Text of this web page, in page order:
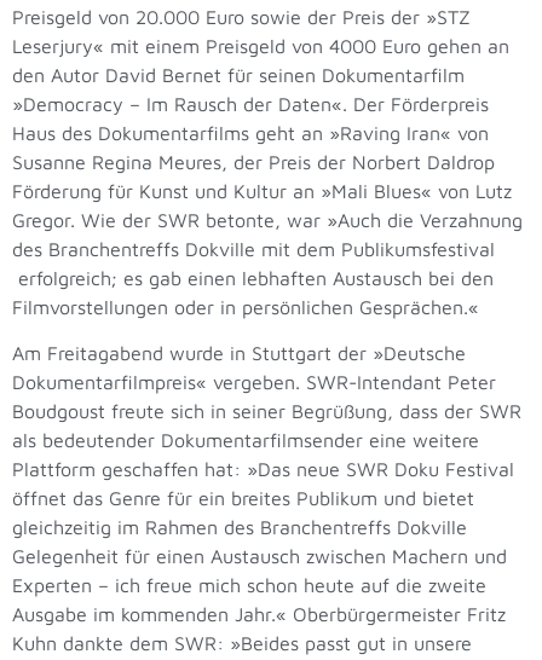
Preisgeld von 20.000 Euro sowie der Preis der »STZ
Leserjury« mit einem Preisgeld von 4000 Euro gehen an
den Autor David Bernet für seinen Dokumentarfilm
»Democracy – Im Rausch der Daten«. Der Förderpreis
Haus des Dokumentarfilms geht an »Raving Iran« von
Susanne Regina Meures, der Preis der Norbert Daldrop
Förderung für Kunst und Kultur an »Mali Blues« von Lutz
Gregor. Wie der SWR betonte, war »Auch die Verzahnung
des Branchentreffs Dokville mit dem Publikumsfestival
erfolgreich; es gab einen lebhaften Austausch bei den
Filmvorstellungen oder in persönlichen Gesprächen.«
Am Freitagabend wurde in Stuttgart der »Deutsche
Dokumentarfilmpreis« vergeben. SWR-Intendant Peter
Boudgoust freute sich in seiner Begrüßung, dass der SWR
als bedeutender Dokumentarfilmsender eine weitere
Plattform geschaffen hat: »Das neue SWR Doku Festival
öffnet das Genre für ein breites Publikum und bietet
gleichzeitig im Rahmen des Branchentreffs Dokville
Gelegenheit für einen Austausch zwischen Machern und
Experten – ich freue mich schon heute auf die zweite
Ausgabe im kommenden Jahr.« Oberbürgermeister Fritz
Kuhn dankte dem SWR: »Beides passt gut in unsere